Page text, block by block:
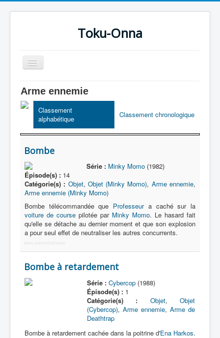
Toku-Onna
Basculer
la
Accueil
Toku-Actrices
Toku-Critiques
Séries
Films
COSAA
Dessins
Artiste Asperger
Lexique
Arme ennemie
Classement
alphabétique
Classement chronologique
Bombe
Série : Minky Momo(1982)
Épisode(s) : 14
Catégorie(s) : Objet, Objet (Minky Momo), Arme ennemie,
Arme ennemie (Minky Momo)
Bombe télécommandée que Professeura caché sur la
voiture de course pilotée par Minky Momo. Le hasard fait
qu'elle se détache au dernier moment et que son explosion
a pour seul effet de neutraliser les autres concurrents.
More Joomla Extensions
Bombe à retardement
Série : Cybercop(1988)
Épisode(s) :1
Catégorie(s) :
Objet,Objet
(Cybercop), Arme ennemie, Arme de
Deathtrap
Bombe à retardement cachée dans la poitrine d'Ena Harkos.